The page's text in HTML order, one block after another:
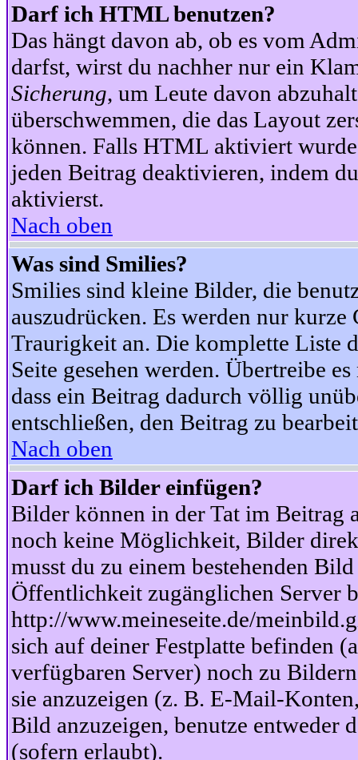
Darf ich HTML benutzen?
Das hängt davon ab, ob es vom
darfst, wirst du nachher nur ein
Sicherung, um Leute davon
überschwemmen, die das Layout
können. Falls HTML aktiviert
jeden Beitrag deaktivieren, indem
aktivierst.
Nach oben
Was sind Smilies?
Smilies sind kleine Bilder, die
auszudrücken. Es werden nur
Traurigkeit an. Die komplette Liste
Seite gesehen werden. Übertreibe
dass ein Beitrag dadurch völlig
entschließen, den Beitrag zu
Nach oben
Darf ich Bilder einfügen?
Bilder können in der Tat im Beitrag
noch keine Möglichkeit, Bilder
musst du zu einem bestehenden
Öffentlichkeit zugänglichen Server
http://www.meineseite.de/
sich auf deiner Festplatte befinden
verfügbaren Server) noch zu
sie anzuzeigen (z. B. E-Mail-
Bild anzuzeigen, benutze
(sofern erlaubt).